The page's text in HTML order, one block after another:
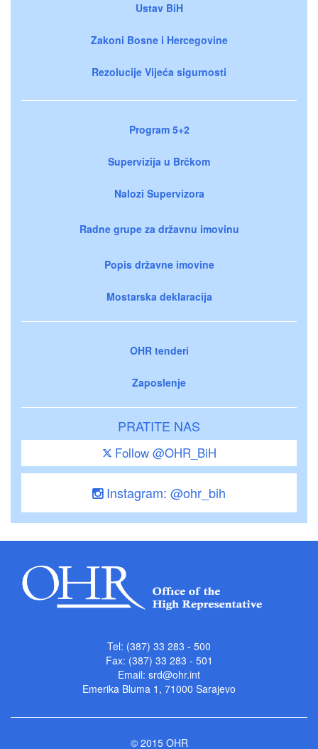
Ustav BiH
Zakoni Bosne i Hercegovine
Rezolucije Vijeća sigurnosti
Program 5+2
Supervizija u Brčkom
Nalozi Supervizora
Radne grupe za državnu imovinu
Popis državne imovine
Mostarska deklaracija
OHR tenderi
Zaposlenje
PRATITE NAS
Follow @OHR_BiH
Instagram: @ohr_bih
Tel: (387) 33 283 - 500
Fax: (387) 33 283 - 501
Email: srd@ohr.int
Emerika Bluma 1, 71000 Sarajevo
© 2015 OHR